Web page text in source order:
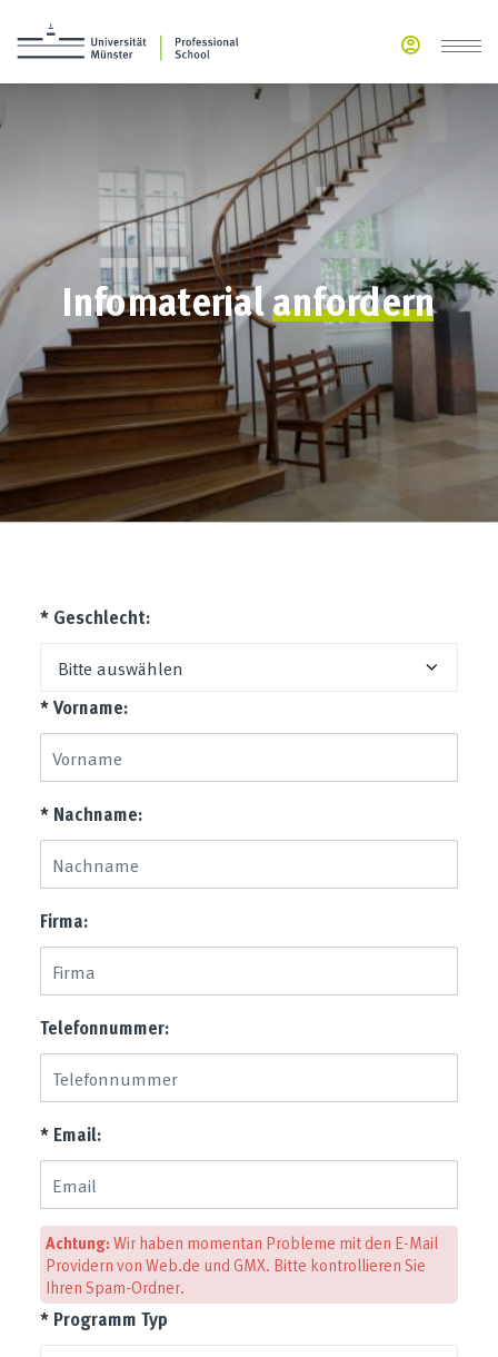
Infomaterialanfordern
* Geschlecht:
* Vorname:
* Nachname:
Firma:
Telefonnummer:
* Email:
Achtung: Wir haben momentan Probleme mit den E-Mail
Providern von Web.de und GMX. Bitte kontrollieren Sie
Ihren Spam-Ordner.
* Programm Typ